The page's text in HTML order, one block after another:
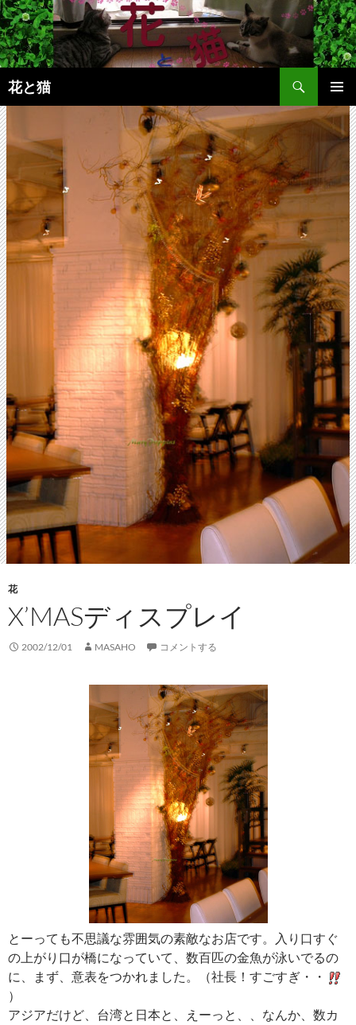
コ
ン
テ
ン
ツ
へ
ス
キ
ッ
プ
花と猫
検
索
メインメ
ニュー
花
X’MASディスプレイ
2002/12/01 MASAHO コメントする
とーっても不思議な雰囲気の素敵なお店です。入り口すぐ
の上がり口が橋になっていて、数百匹の金魚が泳いでるの
に、まず、意表をつかれました。（社長！すごすぎ・・
）
アジアだけど、台湾と日本と、えーっと、、なんか、数カ